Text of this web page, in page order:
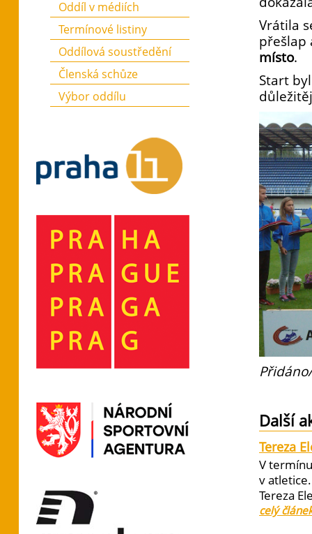
Vrátila
přešlap
místo.
Start
Další
Tereza
V
v
Tereza
celý
Oddíl v médiích
Termínové listiny
Oddílová soustředění
Členská schůze
Výbor oddílu